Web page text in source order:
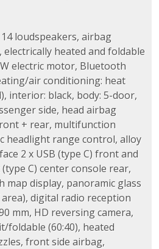
loudspeakers, airbag
heated and foldable
electric motor, Bluetooth
air conditioning: heat
interior: black, body: 5-door,
side, head airbag
+ rear, multifunction
headlight range control, alloy
2 x USB (type C) front and
C) center console rear,
map display, panoramic glass
digital radio reception
mm, HD reversing camera,
foldable (60:40), heated
front side airbag,